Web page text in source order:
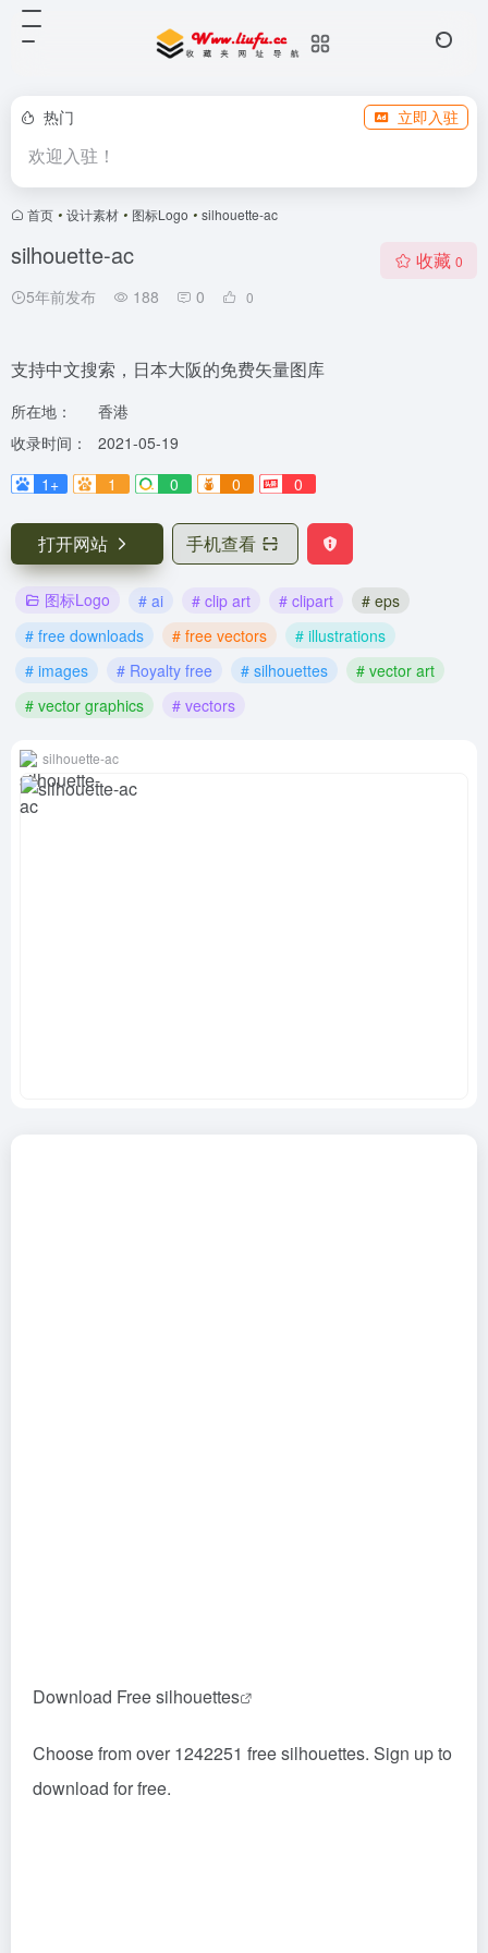
热门 立即入驻
欢迎入驻！
首页 • 设计素材 • 图标Logo • silhouette-ac
silhouette-ac
5年前发布 188 0 0
收藏 0
支持中文搜索，日本大阪的免费矢量图库
所在地：
香港
收录时间：
2021-05-19
1+
1 0 0 0
打开网站 手机查看
图标Logo # ai # clip art # clipart
# eps
# free downloads
# free vectors
# illustrations
# images
# Royalty free # silhouettes
# vector art
# vector graphics
# vectors
silhouette-ac
Download Freesilhouettes
Choose from over 1242251 free silhouettes. Sign up to
download for free.